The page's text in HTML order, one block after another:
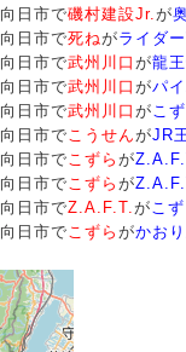
向日市で磯村建設Jr.が
向日市で死ねがライダ
向日市で武州川口 が龍
向日市で武州川口 がパ
向日市で武州川口 がこ
向日市でこうせんがJR
向日市でこずら が
向日市でこずら が
向日市でZ.A.F.T.がこず
向日市でこずら がかお